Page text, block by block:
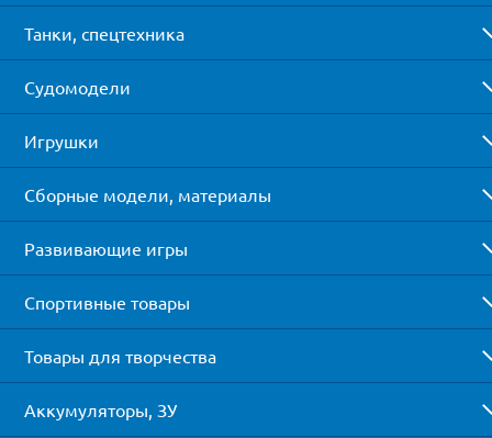
Танки, спецтехника
Судомодели
Игрушки
Сборные модели, материалы
Развивающие игры
Спортивные товары
Товары для творчества
Аккумуляторы, ЗУ